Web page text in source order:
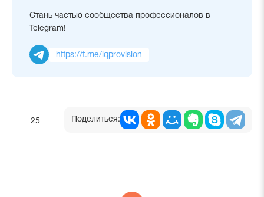
Стань частью сообщества профессионалов в
Telegram!
https://t.me/iqprovision
25 Поделиться: